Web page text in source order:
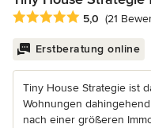
Durchschnittliche
5,0 (21
Erstberatung online
Tiny House Strategie ist
Wohnungen
nach einer größeren